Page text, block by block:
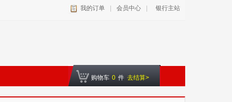
我的订单 会员中心 银行主站
购物车 0 件 去结算>